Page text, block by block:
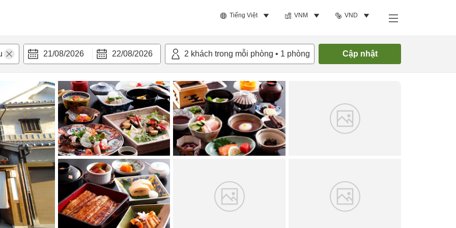
Tiếng Việt VNM VND
21/08/2026 22/08/2026 2 khách trong mỗi phòng • 1 phòng Cập nhật
nghi Tìm phòng trống